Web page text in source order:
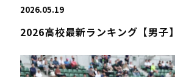
2026.05.19
2026高校最新ランキング【男子】